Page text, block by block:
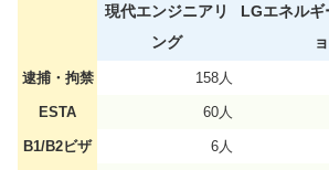
現代エンジニアリ
ング
LGエネルギ
逮捕・拘禁 158人
ESTA 60人
B1/B2ビザ 6人